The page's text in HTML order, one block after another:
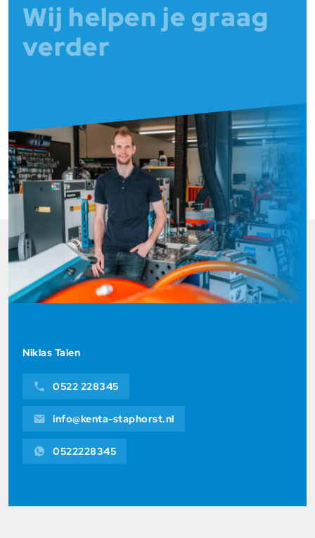
Wij helpen je graag
verder
Niklas Talen
0522 228345
info@kenta-staphorst.nl
0522228345